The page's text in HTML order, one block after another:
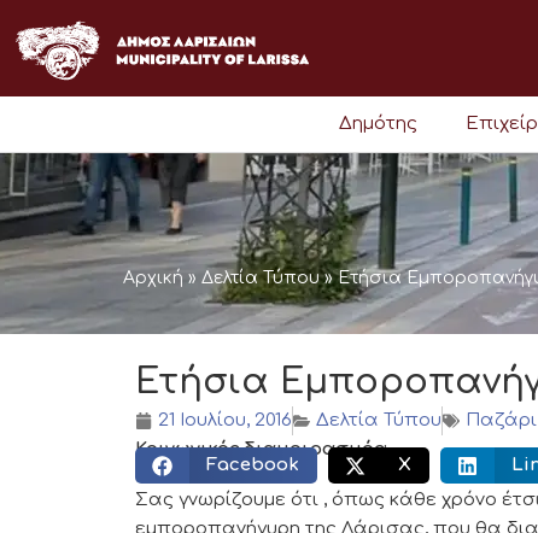
στο
περιεχόμενο
Δημότης
Αρχική » Δελτία Τύπου»Ετήσια
Ετήσια
21 Ιουλίου, 2016 Δελτία Τύπου
Κοινωνικός διαμοιρασμός:
Facebook X
Σας γνωρίζουμε ότι , όπως κάθε χρόνο
εμποροπανήγυρη της Λάρισας, που θα